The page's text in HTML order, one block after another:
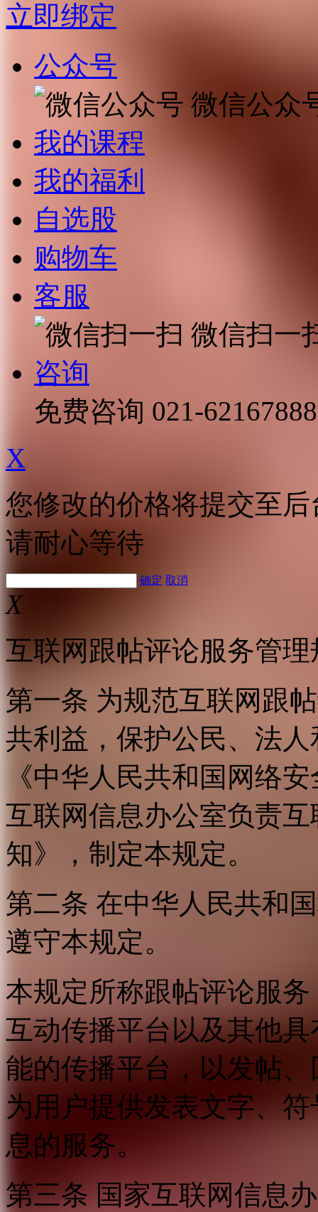
立即绑定
公众号
微信公众
我的课程
我的福利
自选股
购物车
客服
微信扫一
咨询
免费咨询 021-62167888
X
您修改的价格将提交至
请耐心等待
确定 取消
X
互联网跟帖评论服务管理
第一条 为规范互联网跟
共利益，保护公民、法
《中华人民共和国网络
互联网信息办公室负责
知》，制定本规定。
第二条 在中华人民共和
遵守本规定。
本规定所称跟帖评论服
互动传播平台以及其他
能的传播平台，以发帖
为用户提供发表文字、
息的服务。
第三条 国家互联网信息